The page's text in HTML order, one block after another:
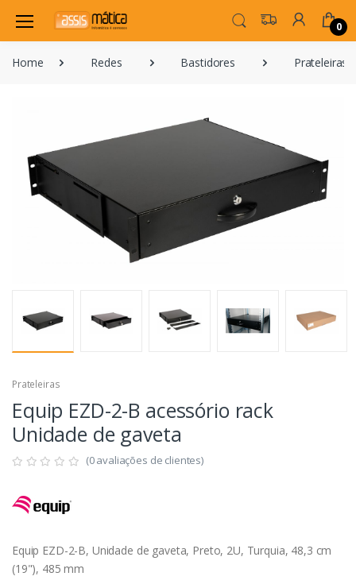
0
Home Redes Bastidores Prateleiras
Prateleiras
Equip EZD-2-B acessório rack
Unidade de gaveta
(0 avaliações de clientes)
Equip EZD-2-B, Unidade de gaveta, Preto, 2U, Turquia, 48,3 cm
(19"), 485 mm